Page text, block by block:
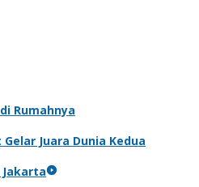
Rumahnya
Juara Dunia Kedua